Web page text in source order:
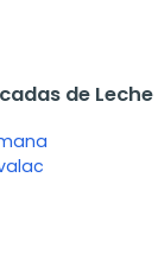
de Leche